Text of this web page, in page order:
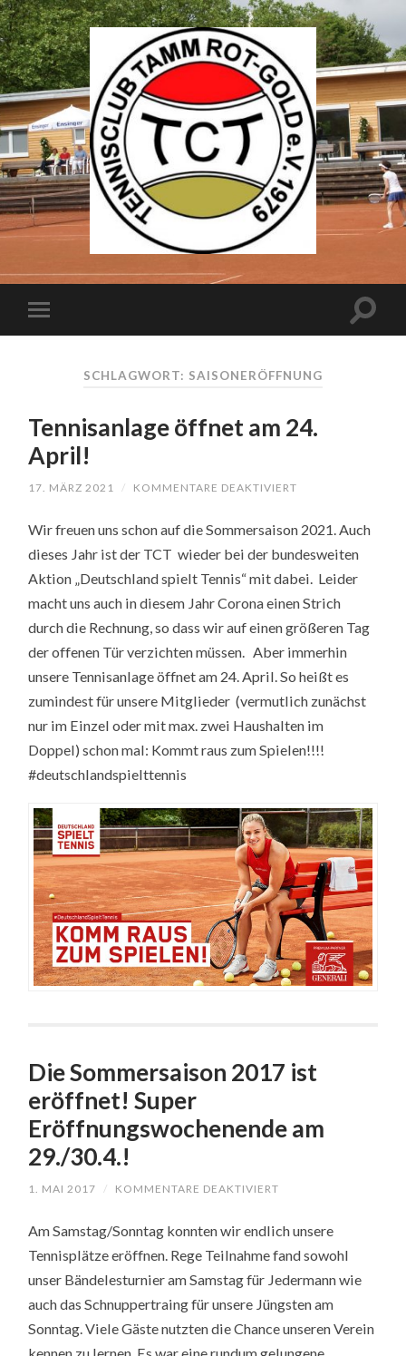
SCHLAGWORT: SAISONERÖFFNUNG
Tennisanlage öffnet am 24.
April!
17. MÄRZ 2021 / KOMMENTARE DEAKTIVIERT
AM
APRIL!
Wir freuen uns schon auf die Sommersaison 2021. Auch
dieses Jahr ist der TCT wieder bei der bundesweiten
Aktion „Deutschland spielt Tennis“ mit dabei. Leider
macht uns auch in diesem Jahr Corona einen Strich
durch die Rechnung, so dass wir auf einen größeren Tag
der offenen Tür verzichten müssen. Aber immerhin
unsere Tennisanlage öffnet am 24. April. So heißt es
zumindest für unsere Mitglieder (vermutlich zunächst
nur im Einzel oder mit max. zwei Haushalten im
Doppel) schon mal: Kommt raus zum Spielen!!!!
#deutschlandspielttennis
Die Sommersaison 2017 ist
eröffnet! Super
Eröffnungswochenende am
29./30.4.!
1. MAI 2017 / KOMMENTARE DEAKTIVIERT
2017
ERÖFFNET!
AM
29./30.4.!
Am Samstag/Sonntag konnten wir endlich unsere
Tennisplätze eröffnen. Rege Teilnahme fand sowohl
unser Bändelesturnier am Samstag für Jedermann wie
auch das Schnuppertraing für unsere Jüngsten am
Sonntag. Viele Gäste nutzten die Chance unseren Verein